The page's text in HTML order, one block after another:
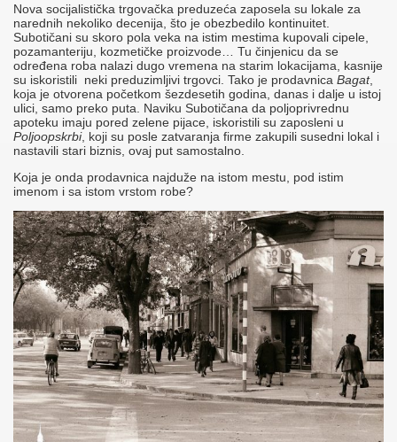
Nova socijalistička trgovačka preduzeća zaposela su lokale za
narednih nekoliko decenija, što je obezbedilo kontinuitet.
Subotičani su skoro pola veka na istim mestima kupovali cipele,
pozamanteriju, kozmetičke proizvode… Tu činjenicu da se
određena roba nalazi dugo vremena na starim lokacijama, kasnije
su iskoristili neki preduzimljivi trgovci. Tako je prodavnica Bagat,
koja je otvorena početkom šezdesetih godina, danas i dalje u istoj
ulici, samo preko puta. Naviku Subotičana da poljoprivrednu
apoteku imaju pored zelene pijace, iskoristili su zaposleni u
Poljoopskrbi, koji su posle zatvaranja firme zakupili susedni lokal i
nastavili stari biznis, ovaj put samostalno.
Koja je onda prodavnica najduže na istom mestu, pod istim
imenom i sa istom vrstom robe?